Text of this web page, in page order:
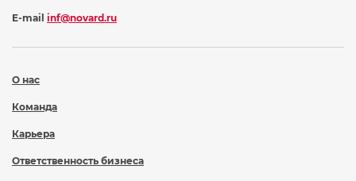
О нас
Команда
Карьера
Ответственность бизнеса
E-mail inf@novard.ru